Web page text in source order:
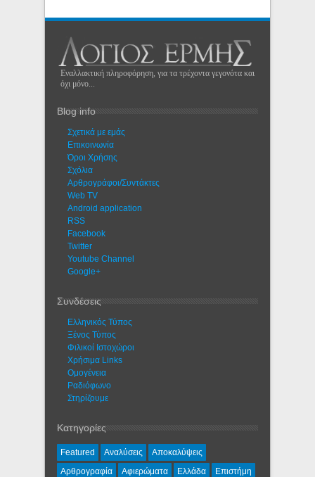
Εναλλακτική πληροφόρηση, για τα τρέχοντα γεγονότα και
όχι μόνο...
Blog info
Σχετικά με εμάς
Eπικοινωνία
Όροι Χρήσης
Σχόλια
Αρθρογράφοι/Συντάκτες
Web TV
Android application
RSS
Facebook
Twitter
Youtube Channel
Google+
Συνδέσεις
Ελληνικός Τύπος
Ξένος Τύπος
Φιλικοί Ιστοχώροι
Χρήσιμα Links
Ομογένεια
Ραδιόφωνο
Στηρίζουμε
Κατηγορίες
Featured Αναλύσεις
Αποκαλύψεις
Αρθρογραφία
Αφιερώματα Ελλάδα Επιστήμη